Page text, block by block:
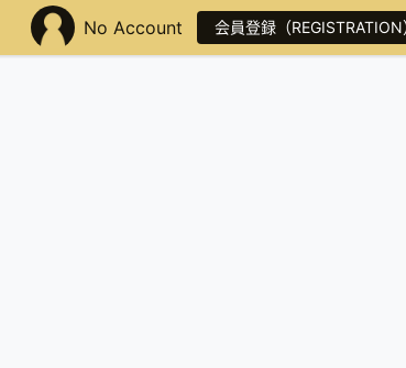
No Account 会員登録（REGISTRATION